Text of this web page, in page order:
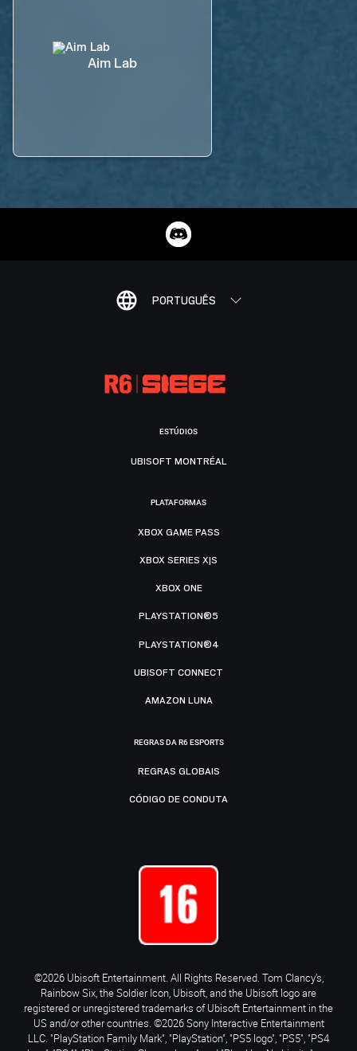
Aim Lab
PORTUGUÊS
ESTÚDIOS
UBISOFT MONTRÉAL
PLATAFORMAS
XBOX GAME PASS
XBOX SERIES X|S
XBOX ONE
PLAYSTATION®5
PLAYSTATION®4
UBISOFT CONNECT
AMAZON LUNA
REGRAS DA R6 ESPORTS
REGRAS GLOBAIS
CÓDIGO DE CONDUTA
©2026 Ubisoft Entertainment. All Rights Reserved. Tom Clancy’s,
Rainbow Six, the Soldier Icon, Ubisoft, and the Ubisoft logo are
registered or unregistered trademarks of Ubisoft Entertainment in the
US and/or other countries. ©2026 Sony Interactive Entertainment
LLC. "PlayStation Family Mark", "PlayStation", "PS5 logo", "PS5", "PS4